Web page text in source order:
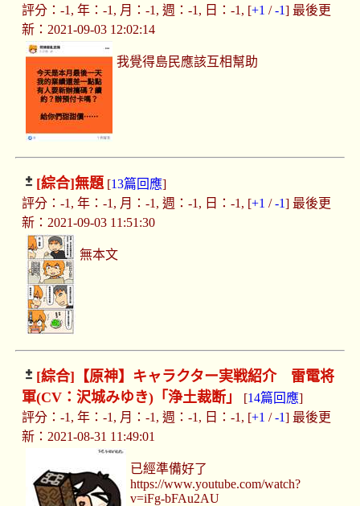
評分：-1, 年：-1, 月：-1, 週：-1, 日：-1, [+1 /-1] 最後更
新：2021-09-03 12:02:14
我覺得島民應該互相幫助
[綜合]無題[13篇回應]
評分：-1, 年：-1, 月：-1, 週：-1, 日：-1, [+1 /-1] 最後更
新：2021-09-03 11:51:30
無本文
[綜合] 【原神】キャラクター実戦紹介 雷電将
軍(CV：沢城みゆき)「浄土裁断」
[14篇回應]
評分：-1, 年：-1, 月：-1, 週：-1, 日：-1, [+1 /-1] 最後更
新：2021-08-31 11:49:01
已經準備好了
https://www.youtube.com/watch?
v=iFg-bFAu2AU